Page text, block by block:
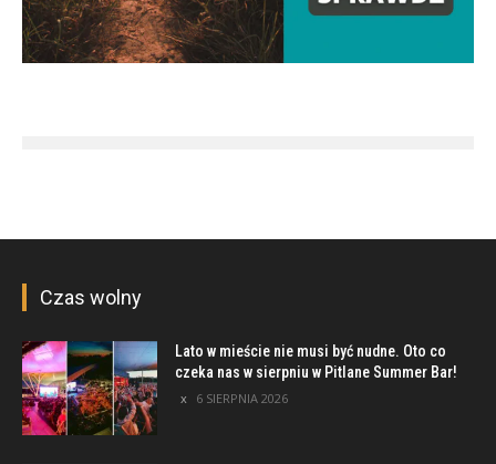
Czas wolny
Lato w mieście nie musi być nudne. Oto co
czeka nas w sierpniu w Pitlane Summer Bar!
6 SIERPNIA 2026